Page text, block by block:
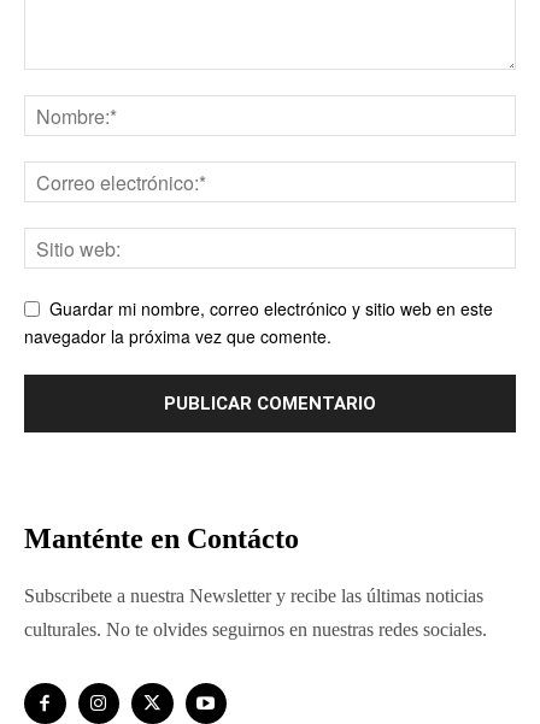
Guardar mi nombre, correo electrónico y sitio web en este
navegador la próxima vez que comente.
Manténte en Contácto
Subscribete a nuestra Newsletter y recibe las últimas noticias
culturales. No te olvides seguirnos en nuestras redes sociales.